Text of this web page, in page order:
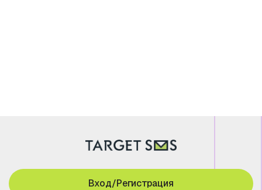
Вход/Регистрация